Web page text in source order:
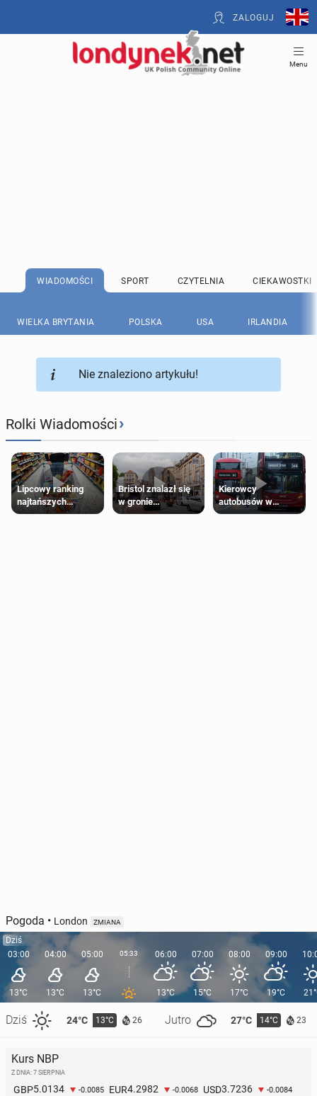
ZALOGUJ
Menu
WIADOMOŚCI SPORT CZYTELNIA CIEKAWOSTKI
WIELKA BRYTANIA POLSKA USA IRLANDIA
Nie znaleziono artykułu!
Rolki Wiadomości›
Lipcowy ranking
najtańszych
supermarketów
Bristol znalazł się
w gronie
najlepszych
Kierowcy
autobusów w
Londynie
Pogoda • London ZMIANA
Dziś
03:00
13°C
Dziś 24°C 13°C 26 Jutro 27°C 14°C 23
04:00
13°C
05:00
13°C
05:33 06:00
13°C
07:00
15°C
08:00
17°C
09:00
19°C
Kurs NBP
Z DNIA: 7 SIERPNIA
GBP5.0134 -0.0085 EUR4.2982 -0.0068 USD3.7236 -0.0084